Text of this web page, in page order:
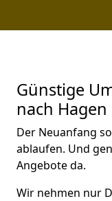
Günstige
nach Hagen
Der Neuanfang
ablaufen. Und
Angebote da.
Wir nehmen nur